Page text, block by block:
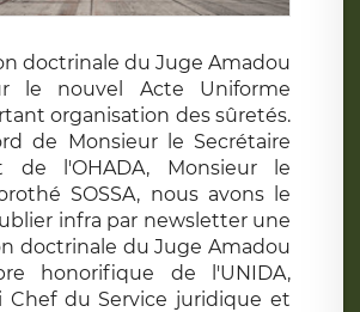
doctrinale du Juge Amadou
le nouvel Acte Uniforme
organisation des sûretés.
de Monsieur le Secrétaire
de l'OHADA, Monsieur le
SOSSA, nous avons le
infra par newsletter une
doctrinale du Juge Amadou
honorifique de l'UNIDA,
Chef du Service juridique et